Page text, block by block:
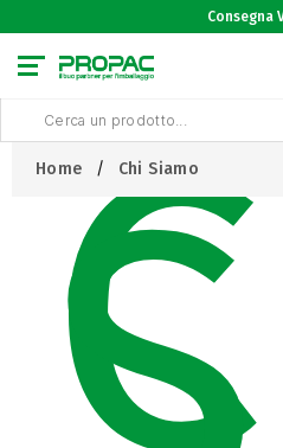
Home Chi Siamo